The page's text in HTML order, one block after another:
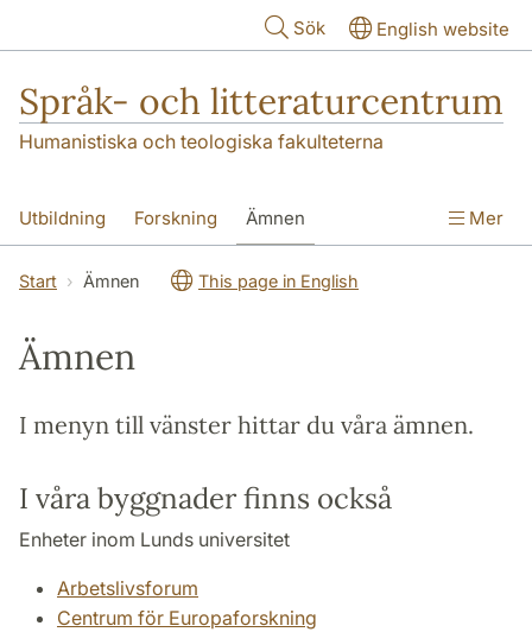
Sök English website
Språk- och litteraturcentrum
Humanistiska och teologiska fakulteterna
Utbildning Forskning Ämnen
SOL-husen Kontakt Institutionen
Mer
Start Ämnen This page in English
Ämnen
I menyn till vänster hittar du våra ämnen.
I våra byggnader finns också
Enheter inom Lunds universitet
Arbetslivsforum
Centrum för Europaforskning